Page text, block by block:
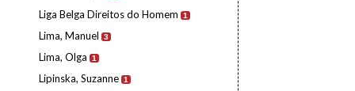
Liga Belga Direitos do Homem 1
Lima, Manuel 3
Lima, Olga 1
Lipinska, Suzanne 1